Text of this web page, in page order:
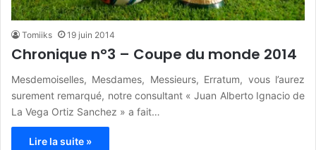
Tomiiks 19 juin 2014
Chronique n°3 – Coupe du monde 2014
Mesdemoiselles, Mesdames, Messieurs, Erratum, vous l’aurez
surement remarqué, notre consultant « Juan Alberto Ignacio de
La Vega Ortiz Sanchez » a fait…
Lire la suite »